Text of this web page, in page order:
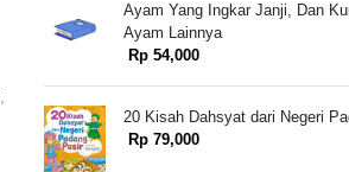
Ayam Yang Ingkar Janji, Dan
Ayam Lainnya
Rp 54,000
20 Kisah Dahsyat dari Negeri
Rp 79,000